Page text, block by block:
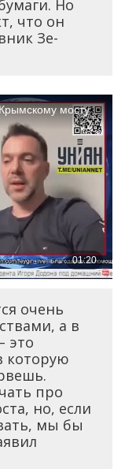
Но
что он
Зе-
очень
а в
это
которую
про
но, если
мы бы